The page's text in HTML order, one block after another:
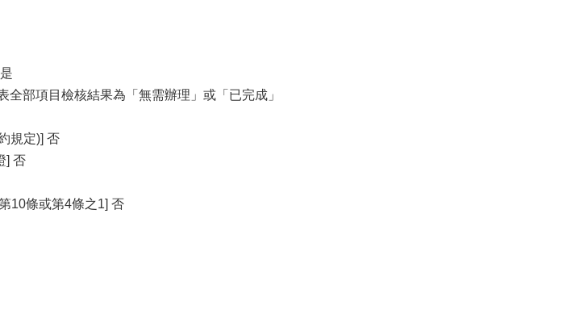
部項目檢核結果為「無需辦理」或「已完成」
規定)] 否
] 否
10條或第4條之1] 否